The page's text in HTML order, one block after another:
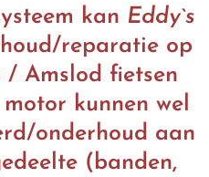
kan Eddy`s
reparatie op
/ Amslod fietsen
kunnen wel
onderhoud aan
(banden,